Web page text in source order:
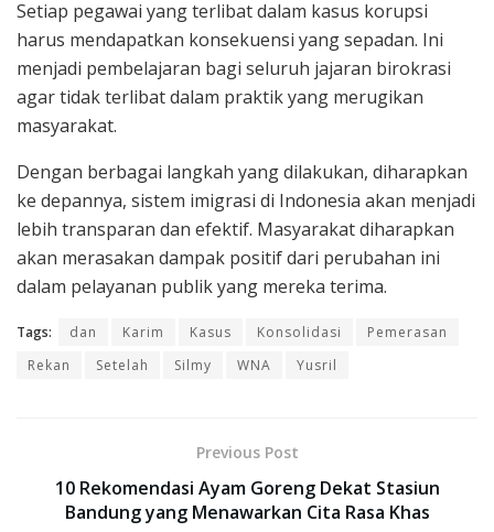
Setiap pegawai yang terlibat dalam kasus korupsi
harus mendapatkan konsekuensi yang sepadan. Ini
menjadi pembelajaran bagi seluruh jajaran birokrasi
agar tidak terlibat dalam praktik yang merugikan
masyarakat.
Dengan berbagai langkah yang dilakukan, diharapkan
ke depannya, sistem imigrasi di Indonesia akan menjadi
lebih transparan dan efektif. Masyarakat diharapkan
akan merasakan dampak positif dari perubahan ini
dalam pelayanan publik yang mereka terima.
Tags: dan Karim Kasus Konsolidasi
Pemerasan
Rekan
Setelah Silmy WNA Yusril
Previous Post
10 Rekomendasi Ayam Goreng Dekat Stasiun
Bandung yang Menawarkan Cita Rasa Khas